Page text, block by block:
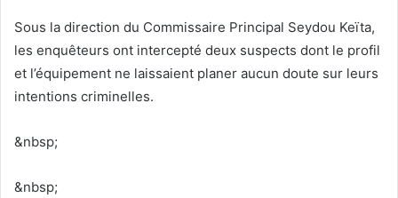
Sous la direction du Commissaire Principal Seydou Keïta,
les enquêteurs ont intercepté deux suspects dont le profil
et l’équipement ne laissaient planer aucun doute sur leurs
intentions criminelles.
&nbsp;
&nbsp;